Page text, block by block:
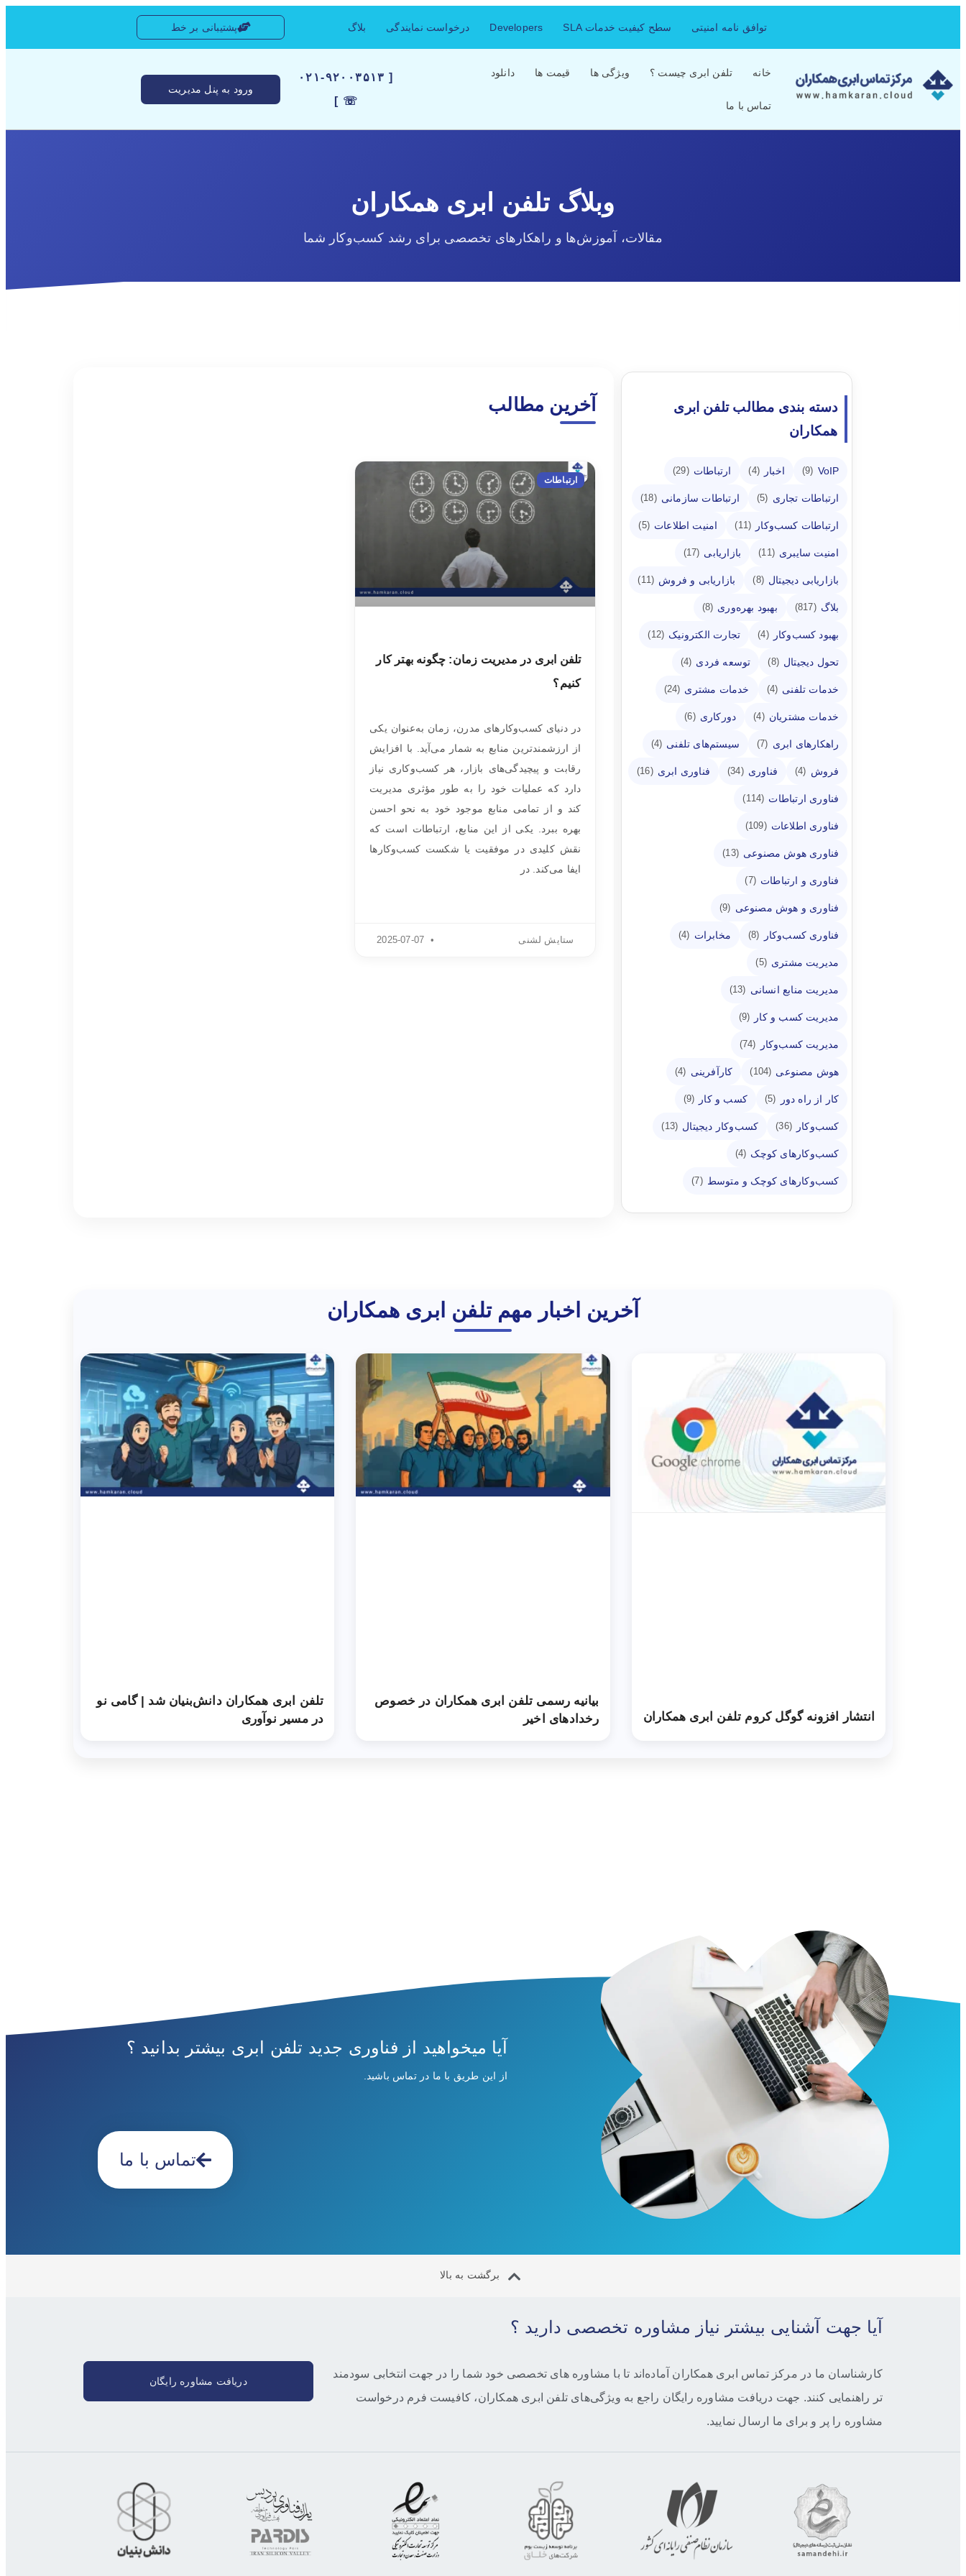
توافق نامه امنیتی سطح کیفیت خدمات SLA Developers درخواست نمایندگی بلاگ پشتیبانی بر خط
خانه تلفن ابری چیست ؟ ویژگی ها قیمت ها دانلود
تماس با ما
[ ۰۲۱-۹۲۰۰۳۵۱۳
☏ ]
ورود به پنل مدیریت
وبلاگ تلفن ابری همکاران
مقالات، آموزش‌ها و راهکارهای تخصصی برای رشد کسب‌وکار شما
آخرین مطالب
ارتباطات
تلفن ابری در مدیریت زمان: چگونه بهتر کار
کنیم؟
در دنیای کسب‌وکارهای مدرن، زمان به‌عنوان یکی
از ارزشمندترین منابع به شمار می‌آید. با افزایش
رقابت و پیچیدگی‌های بازار، هر کسب‌وکاری نیاز
دارد که عملیات خود را به طور مؤثری مدیریت
کند و از تمامی منابع موجود خود به نحو احسن
بهره ببرد. یکی از این منابع، ارتباطات است که
نقش کلیدی در موفقیت یا شکست کسب‌وکارها
ایفا می‌کند. در
ستایش لشنی
دسته بندی مطالب تلفن ابری
همکاران
VoIP
(9) اخبار (4) ارتباطات (29)
ارتباطات تجاری (5) ارتباطات سازمانی (18)
ارتباطات کسب‌وکار (11) امنیت اطلاعات (5)
امنیت سایبری (11) بازاریابی (17)
بازاریابی دیجیتال (8) بازاریابی و فروش (11)
بلاگ (817) بهبود بهره‌وری (8)
بهبود کسب‌وکار (4) تجارت الکترونیک (12)
تحول دیجیتال (8) توسعه فردی (4)
خدمات تلفنی (4) خدمات مشتری (24)
خدمات مشتریان (4) دورکاری (6)
راهکارهای ابری (7) سیستم‌های تلفنی (4)
فروش (4) فناوری (34) فناوری ابری (16)
فناوری ارتباطات (114)
فناوری اطلاعات (109)
فناوری هوش مصنوعی (13)
فناوری و ارتباطات (7)
فناوری و هوش مصنوعی (9)
فناوری کسب‌وکار (8) مخابرات (4)
مدیریت مشتری (5)
مدیریت منابع انسانی (13)
مدیریت کسب و کار (9)
مدیریت کسب‌وکار (74)
هوش مصنوعی (104) کارآفرینی (4)
کار از راه دور (5) کسب و کار (9)
کسب‌وکار (36) کسب‌وکار دیجیتال (13)
کسب‌وکارهای کوچک (4)
کسب‌وکارهای کوچک و متوسط (7)
آخرین اخبار مهم تلفن ابری همکاران
انتشار افزونه گوگل کروم تلفن ابری همکاران
بیانیه رسمی تلفن ابری همکاران در خصوص
رخدادهای اخیر
تلفن ابری همکاران دانش‌‌بنیان شد | گامی نو
در مسیر نوآوری
آیا میخواهید از فناوری جدید تلفن ابری بیشتر بدانید ؟
از این طریق با ما در تماس باشید.
تماس با ما
برگشت به بالا
آیا جهت آشنایی بیشتر نیاز مشاوره تخصصی دارید ؟
کارشناسان ما در مرکز تماس ابری همکاران آماده‌اند تا با مشاوره های تخصصی خود شما را در جهت انتخابی سودمند
تر راهنمایی کنند. جهت دریافت مشاوره رایگان راجع به ویژگی‌های تلفن ابری همکاران، کافیست فرم درخواست
مشاوره را پر و برای ما ارسال نمایید.
دریافت مشاوره رایگان